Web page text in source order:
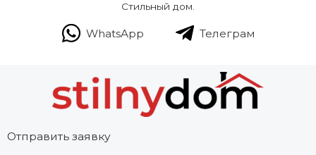
Стильный дом.
WhatsApp Телеграм
Отправить заявку